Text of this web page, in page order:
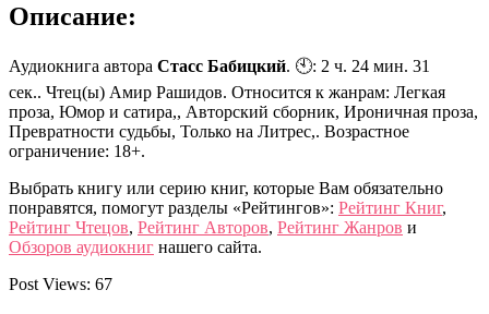
Описание:
Аудиокнига автора Стасс Бабицкий. 🕙: 2 ч. 24 мин. 31
сек.. Чтец(ы) Амир Рашидов. Относится к жанрам: Легкая
проза, Юмор и сатира,, Авторский сборник, Ироничная проза,
Превратности судьбы, Только на Литрес,. Возрастное
ограничение: 18+.
Выбрать книгу или серию книг, которые Вам обязательно
понравятся, помогут разделы «Рейтингов»: Рейтинг Книг,
Рейтинг Чтецов, Рейтинг Авторов, Рейтинг Жанров и
Обзоров аудиокниг нашего сайта.
Post Views: 67